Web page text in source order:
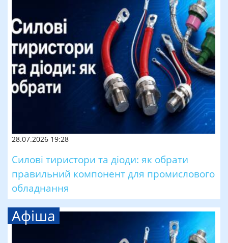
28.07.2026 19:28
Силові тиристори та діоди: як обрати
правильний компонент для промислового
обладнання
Афіша